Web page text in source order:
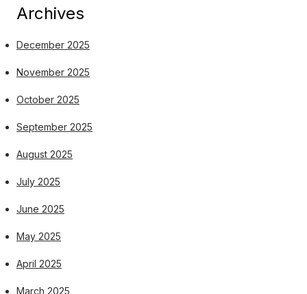
Archives
December 2025
November 2025
October 2025
September 2025
August 2025
July 2025
June 2025
May 2025
April 2025
March 2025